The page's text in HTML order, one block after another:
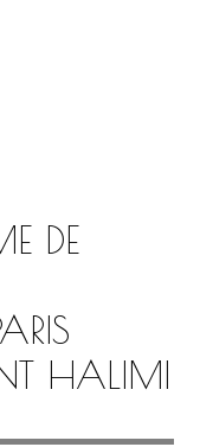
DE
HALIMI